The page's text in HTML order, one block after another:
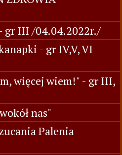
gr III /04.04.2022r./
- gr IV,V, VI
więcej wiem!" - gr III,
nas"
Palenia